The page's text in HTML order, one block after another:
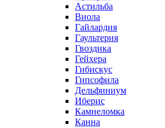
Астильба
Виола
Гайлардия
Гаультерия
Гвоздика
Гейхера
Гибискус
Гипсофила
Дельфиниум
Иберис
Камнеломка
Канна